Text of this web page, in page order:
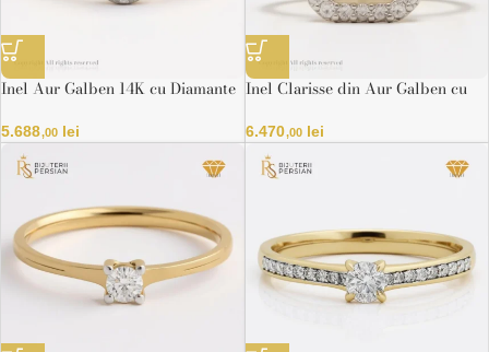
Inel Aur Galben 14K cu Diamante
Strălucitor IGI
5.688,00 lei
Inel Clarisse din Aur Galben cu
IGI
6.470,00lei